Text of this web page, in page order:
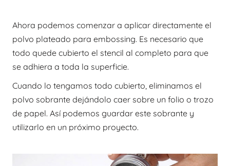
Ahora podemos comenzar a aplicar directamente el
polvo plateado para embossing. Es necesario que
todo quede cubierto el stencil al completo para que
se adhiera a toda la superficie.
Cuando lo tengamos todo cubierto, eliminamos el
polvo sobrante dejándolo caer sobre un folio o trozo
de papel. Así podemos guardar este sobrante y
utilizarlo en un próximo proyecto.